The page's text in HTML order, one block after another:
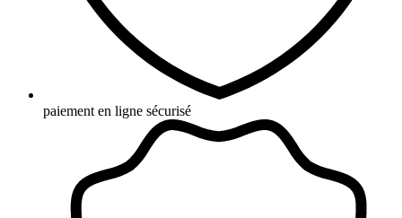
paiement en ligne sécurisé